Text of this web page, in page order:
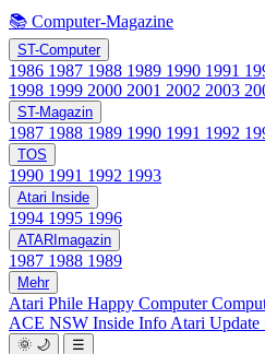
📚 Computer-Magazine
ST-Computer
1986 1987 1988 1989 1990 1991
1998 1999 2000 2001 2002 2003
ST-Magazin
1987 1988 1989 1990 1991 1992
TOS
1990 1991 1992 1993
Atari Inside
1994 1995 1996
ATARImagazin
1987 1988 1989
Mehr
Atari Phile Happy Computer
ACE NSW Inside Info Atari Update
🌞 🌙
☰